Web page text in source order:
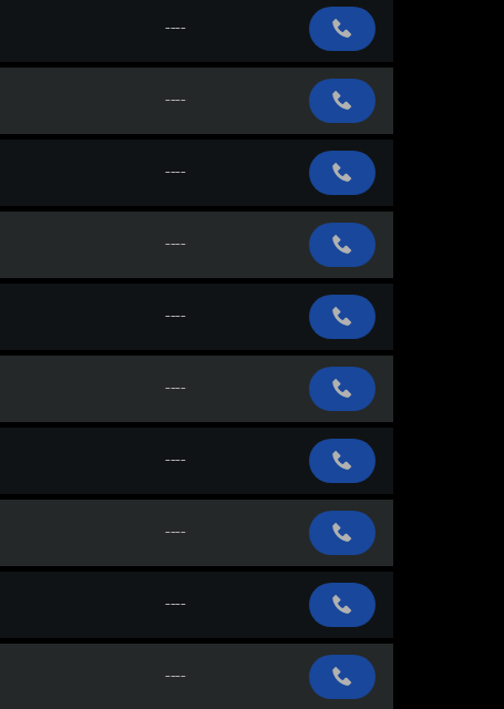
----
----
----
----
----
----
----
----
----
----